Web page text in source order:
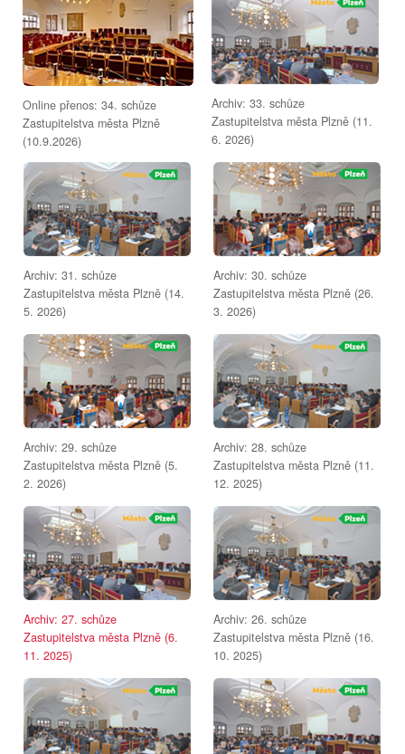
Online přenos: 34. schůze
Zastupitelstva města Plzně
(10.9.2026)
Archiv: 33. schůze
Zastupitelstva města Plzně (11.
6. 2026)
Archiv: 31. schůze
Zastupitelstva města Plzně (14.
5. 2026)
Archiv: 30. schůze
Zastupitelstva města Plzně (26.
3. 2026)
Archiv: 29. schůze
Zastupitelstva města Plzně (5.
2. 2026)
Archiv: 28. schůze
Zastupitelstva města Plzně (11.
12. 2025)
Archiv: 27. schůze
Zastupitelstva města Plzně (6.
11. 2025)
Archiv: 26. schůze
Zastupitelstva města Plzně (16.
10. 2025)